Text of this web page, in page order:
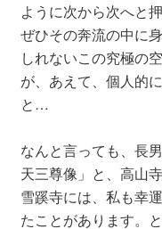
ように次から次へと
ぜひその奔流の中に
しれないこの究極の
が、あえて、個人的
と…
なんと言っても、長
天三尊像」と、高山
雪蹊寺には、私も幸
たことがあります。